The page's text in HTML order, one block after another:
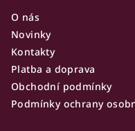
O nás
Novinky
Kontakty
Platba a doprava
Obchodní podmínky
Podmínky ochrany